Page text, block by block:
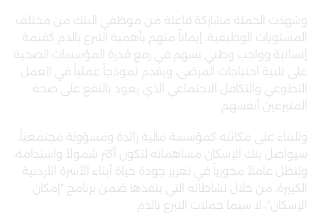
وشهدت الحملة مشاركة فاعلة من موظفي البنك من مختلف
المستويات الوظيفية، إيماناً منهم بأهمية التبرع بالدم كقيمة
إنسانية وواجب وطني يسهم في رفع قدرة المؤسسات الصحية
على تلبية احتياجات المرضى، ويقدم نموذجاً عملياً في العمل
التطوعي والتكافل الاجتماعي الذي يعود بالنفع على صحة
المتبرعين أنفسهم.
وللبناء على مكانته كمؤسسة مالية رائدة ومسؤولة مجتمعياً،
سيواصل بنك الإسكان مساهماته لتكون أكثر شمولاً واستدامة،
ولتظل عاملاً محورياً في تعزيز جودة حياة أبناء الأسرة الأردنية
الكبيرة، من خلال نشاطاته التي ينفذها ضمن برنامج "إمكان
الإسكان"، لا سيما حملات التبرع بالدم.